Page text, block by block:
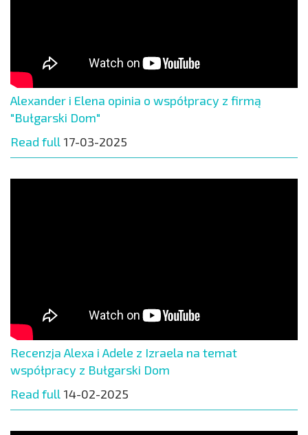
Alexander i Elena opinia o współpracy z firmą
"Bułgarski Dom"
Read full 17-03-2025
Recenzja Alexa i Adele z Izraela na temat
współpracy z Bułgarski Dom
Read full 14-02-2025